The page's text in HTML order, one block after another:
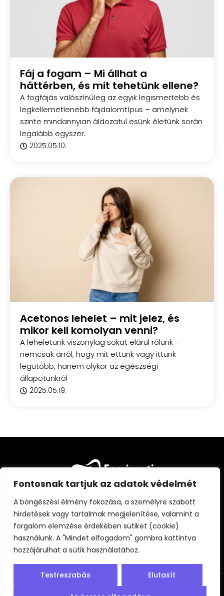
Fontosnak tartjuk az adatok védelmét
A böngészési élmény fokozása, a személyre szabott
hirdetések vagy tartalmak megjelenítése, valamint a
forgalom elemzése érdekében sütiket (cookie)
használunk. A "Mindet elfogadom" gombra kattintva
hozzájárulhat a sütik használatához.
Testreszabás Elutasít
Fáj a fogam – Mi állhat a
háttérben, és mit tehetünk ellene?
A fogfájás valószínűleg az egyik legismertebb és
legkellemetlenebb fájdalomtípus – amelynek
szinte mindannyian áldozatul esünk életünk során
legalább egyszer.
2025.05.10.
Acetonos lehelet – mit jelez, és
mikor kell komolyan venni?
A leheletünk viszonylag sokat elárul rólunk —
nemcsak arról, hogy mit ettünk vagy ittunk
legutóbb, hanem olykor az egészségi
állapotunkról
2025.05.19.
FŐOLDAL CIKKEK FOGÁSZATI KISOKOS
ÁLLANDÓ PARTNEREINK
© 2025
Adatvédelmi tájékoztató